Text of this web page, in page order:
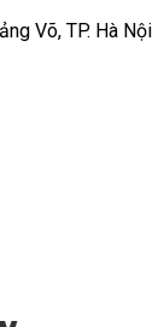
Võ, TP. Hà Nội